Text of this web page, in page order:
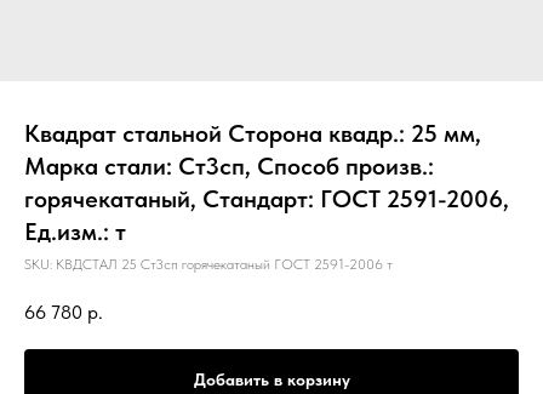
Квадрат стальной Сторона квадр.: 25 мм,
Марка стали: Ст3сп, Способ произв.:
горячекатаный, Стандарт: ГОСТ 2591-2006,
Ед.изм.: т
SKU: КВДСТАЛ 25 Ст3сп горячекатаный ГОСТ 2591-2006 т
66 780 р.
Добавить в корзину